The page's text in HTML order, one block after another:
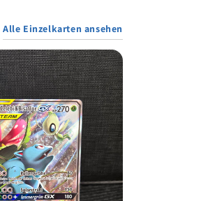
Alle Einzelkarten ansehen